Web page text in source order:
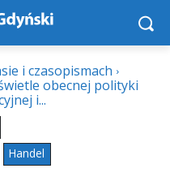
i czasopismach
obecnej polityki
i...
Handel